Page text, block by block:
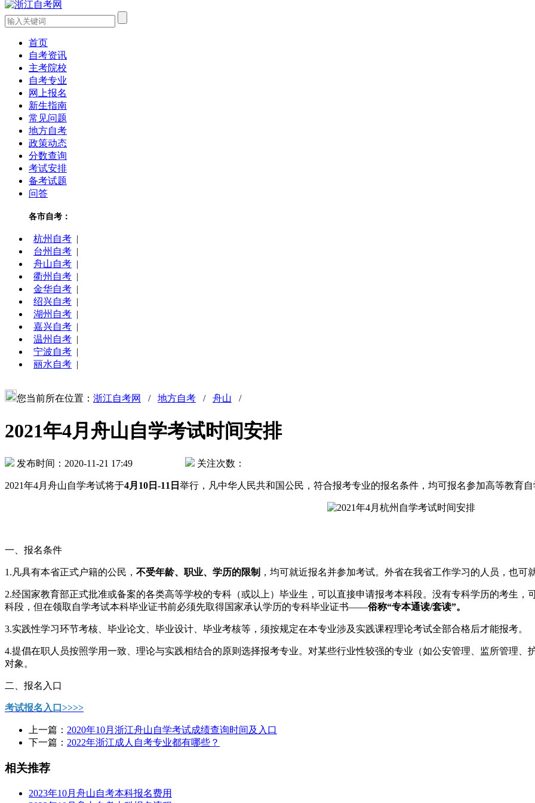
首页
自考资讯
主考院校
自考专业
网上报名
新生指南
常见问题
地方自考
政策动态
分数查询
考试安排
备考试题
问答
各市自考：
杭州自考 |
台州自考 |
舟山自考 |
衢州自考 |
金华自考 |
绍兴自考 |
湖州自考 |
嘉兴自考 |
温州自考 |
宁波自考 |
丽水自考 |
您当前所在位置： 浙江自考网 / 地方自考 / 舟山 /
2021年4月舟山自学考试时间安排
发布时间：2020-11-21 17:49 关注次数：
2021年4月舟山自学考试将于4月10日-11日 举行，凡中华人民共和国公民，符合报考专业的报名条件，均可报名参加高等教育
一、报名条件
1.凡具有本省正式户籍的公民， 不受年龄、职业、学历的限制 ，均可就近报名并参加考试。外省在我省工作学习的人员，也可
2.经国家教育部正式批准或备案的各类高等学校的专科（或以上）毕业生，可以直接申请报考本科段。没有专科学历的考生
科段，但在领取自学考试本科毕业证书前必须先取得国家承认学历的专科毕业证书——俗称“专本通读/套读”。
3.实践性学习环节考核、毕业论文、毕业设计、毕业考核等，须按规定在本专业涉及实践课程理论考试全部合格后才能报考。
4.提倡在职人员按照学用一致、理论与实践相结合的原则选择报考专业。对某些行业性较强的专业（如公安管理、监所管理
对象。
二、报名入口
考试报名入口>>>>
上一篇： 2020年10月浙江舟山自学考试成绩查询时间及入口
下一篇： 2022年浙江成人自考专业都有哪些？
相关推荐
2023年10月舟山自考本科报名费用